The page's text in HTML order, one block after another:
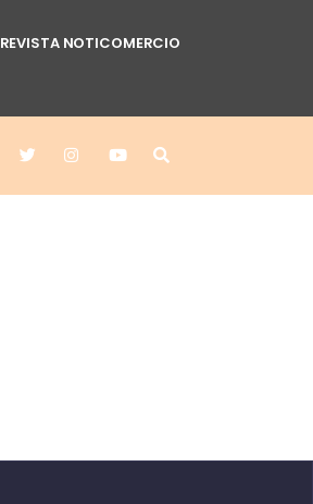
REVISTA NOTICOMERCIO